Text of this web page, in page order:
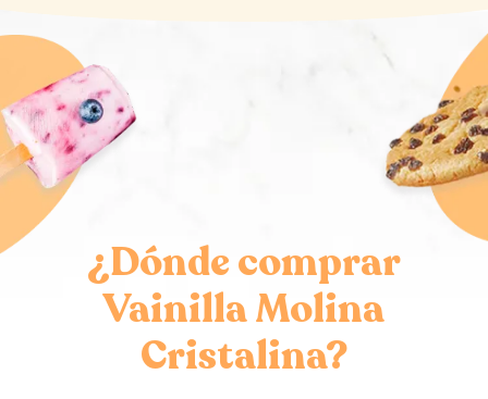
¿Dónde comprar
Vainilla Molina
Cristalina?